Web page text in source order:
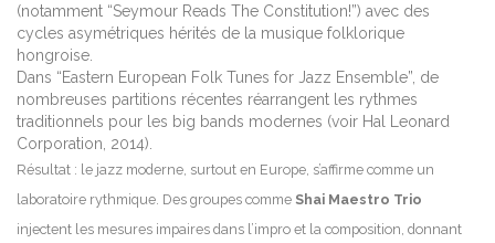
(notamment “Seymour Reads The Constitution!”) avec des
cycles asymétriques hérités de la musique folklorique
hongroise.
Dans “Eastern European Folk Tunes for Jazz Ensemble”, de
nombreuses partitions récentes réarrangent les rythmes
traditionnels pour les big bands modernes (voir Hal Leonard
Corporation, 2014).
Résultat : le jazz moderne, surtout en Europe, s’affirme comme un
laboratoire rythmique. Des groupes comme Shai Maestro Trio
injectent les mesures impaires dans l’impro et la composition, donnant